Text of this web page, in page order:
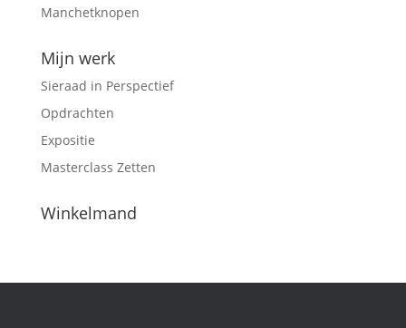
Manchetknopen
Mijn werk
Sieraad in Perspectief
Opdrachten
Expositie
Masterclass Zetten
Winkelmand